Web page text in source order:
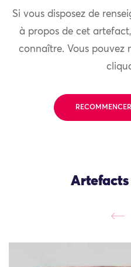
Si vous disposez de
à propos de cet
connaître. Vous pouvez
Artefacts